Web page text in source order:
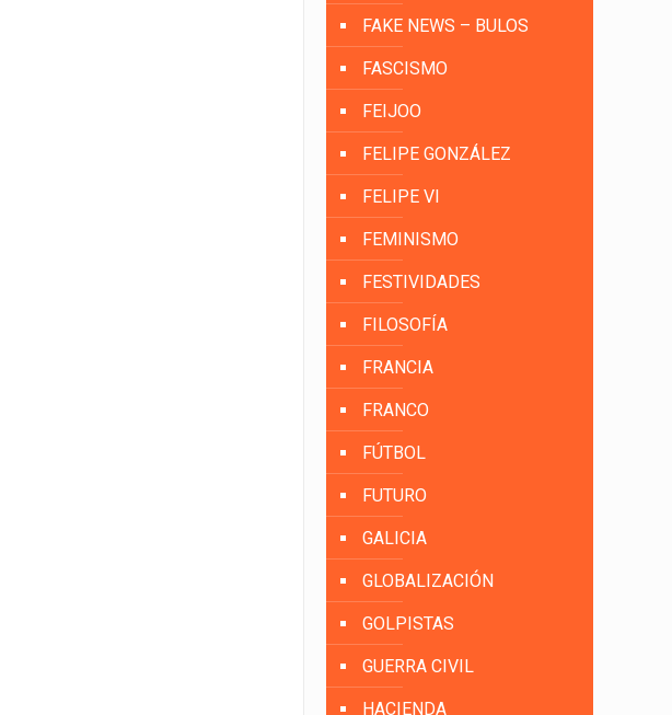
FAKE NEWS – BULOS
FASCISMO
FEIJOO
FELIPE GONZÁLEZ
FELIPE VI
FEMINISMO
FESTIVIDADES
FILOSOFÍA
FRANCIA
FRANCO
FÚTBOL
FUTURO
GALICIA
GLOBALIZACIÓN
GOLPISTAS
GUERRA CIVIL
HACIENDA